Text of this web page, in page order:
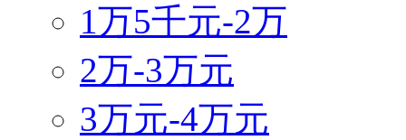
1万5千元-2万
2万-3万元
3万元-4万元